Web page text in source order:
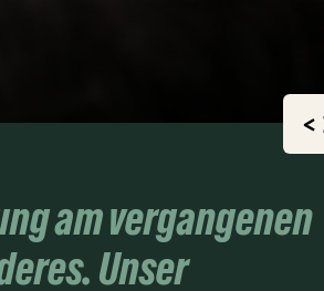
<
am vergangenen
Unser